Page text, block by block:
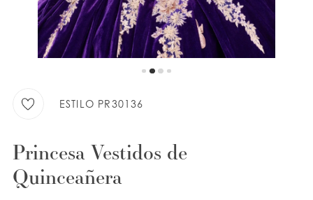
LISTA DE DESEOS
ESTILO PR30136
Princesa Vestidos de
Quinceañera